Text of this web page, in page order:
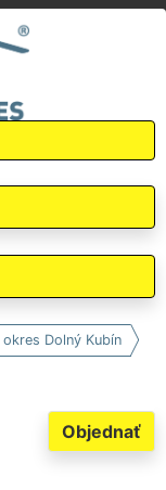
okres Dolný Kubín
Objednať